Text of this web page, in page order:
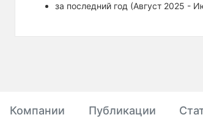
за последний год (Август 2025 -
Компании Публикации